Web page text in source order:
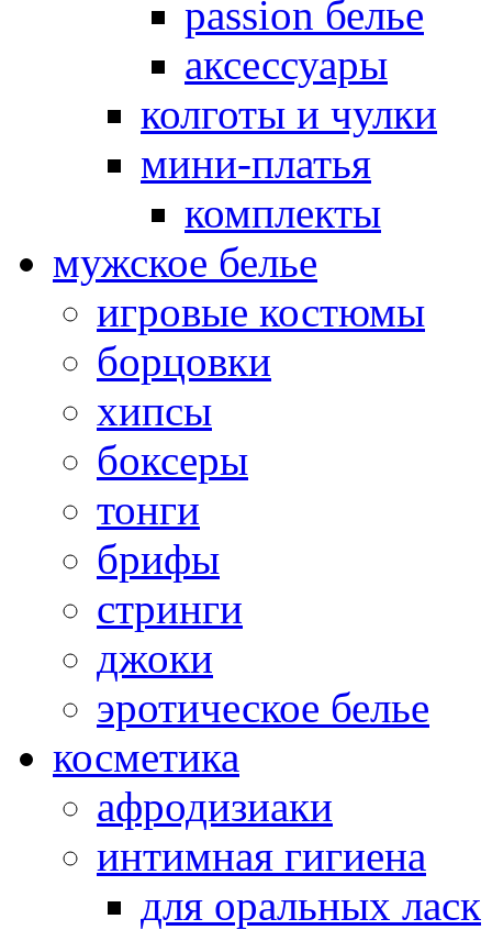
passion белье
аксессуары
колготы и чулки
мини-платья
комплекты
мужское белье
игровые костюмы
борцовки
хипсы
боксеры
тонги
брифы
стринги
джоки
эротическое белье
косметика
афродизиаки
интимная гигиена
для оральных ласк